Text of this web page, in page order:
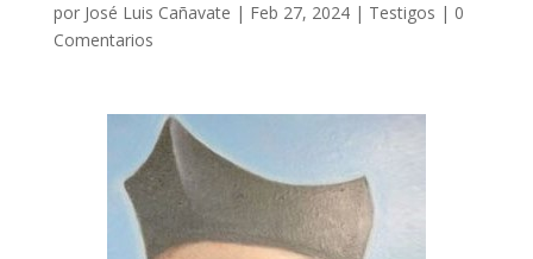
por José Luis Cañavate | Feb 27, 2024| Testigos | 0
Comentarios